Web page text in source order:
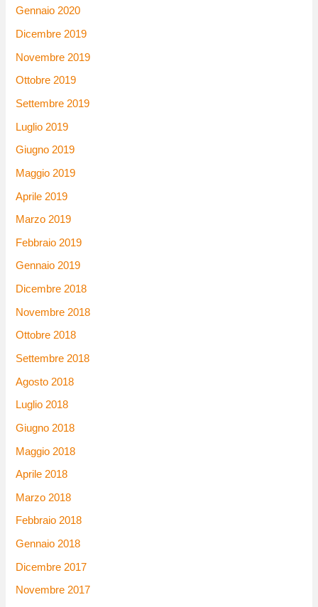
Gennaio 2020
Dicembre 2019
Novembre 2019
Ottobre 2019
Settembre 2019
Luglio 2019
Giugno 2019
Maggio 2019
Aprile 2019
Marzo 2019
Febbraio 2019
Gennaio 2019
Dicembre 2018
Novembre 2018
Ottobre 2018
Settembre 2018
Agosto 2018
Luglio 2018
Giugno 2018
Maggio 2018
Aprile 2018
Marzo 2018
Febbraio 2018
Gennaio 2018
Dicembre 2017
Novembre 2017